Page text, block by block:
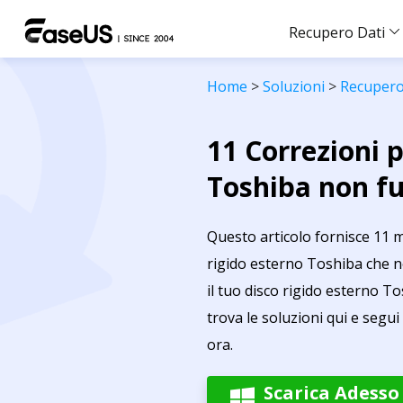
Recupero Dati
Home >Soluzioni >
11 Correzioni
Toshiba non
Questo articolo fornisce 11
rigido esterno Toshiba che
il tuo disco rigido esterno
trova le soluzioni qui e
ora.
Scarica Adesso